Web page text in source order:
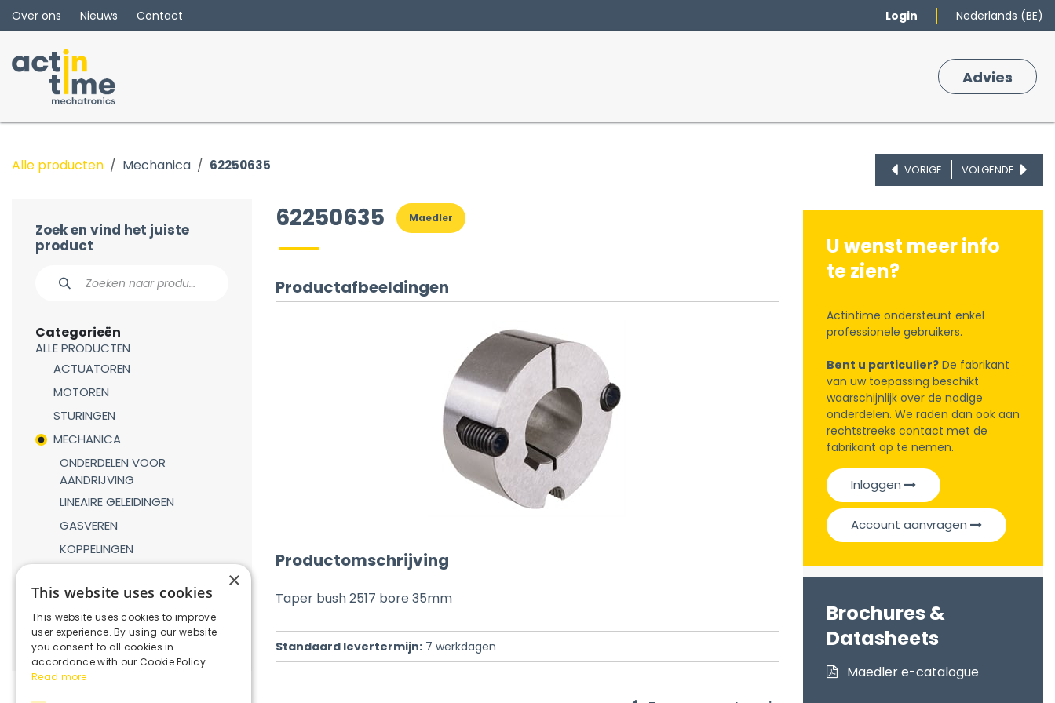
Overslaan naar inhoud
Over ons Nieuws Contact Login Nederlands (BE)
Adv​ies
Alle producten Mechanica 62250635 VORIGE VOLGENDE
Zoek en vind het juiste
product
Categorieën
ALLE PRODUCTEN
ACTUATOREN
MOTOREN
STURINGEN
MECHANICA
ONDERDELEN VOOR
AANDRIJVING
LINEAIRE GELEIDINGEN
GASVEREN
KOPPELINGEN
VERBINDINGSDELEN
ROBOTICA
62250635 Maedler
Productafbeeldingen
Productomschrijving
Taper bush 2517 bore 35mm
Standaard levertermijn: 7 werkdagen
U wenst meer info
te zien?
Actintime ondersteunt enkel
professionele gebruikers.
Bent u particulier? De fabrikant
van uw toepassing beschikt
waarschijnlijk over de nodige
onderdelen. We raden dan ook aan
rechtstreeks contact met de
fabrikant op te nemen.
Inloggen
Account aanvragen
Brochures &
Datasheets
Maedler e-catalogue
×
This website uses cookies
This website uses cookies to improve
user experience. By using our website
you consent to all cookies in
accordance with our Cookie Policy.
Read more